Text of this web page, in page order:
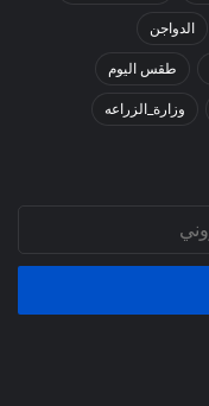
الدواجن
طقس اليوم
وزارة_الزراعه